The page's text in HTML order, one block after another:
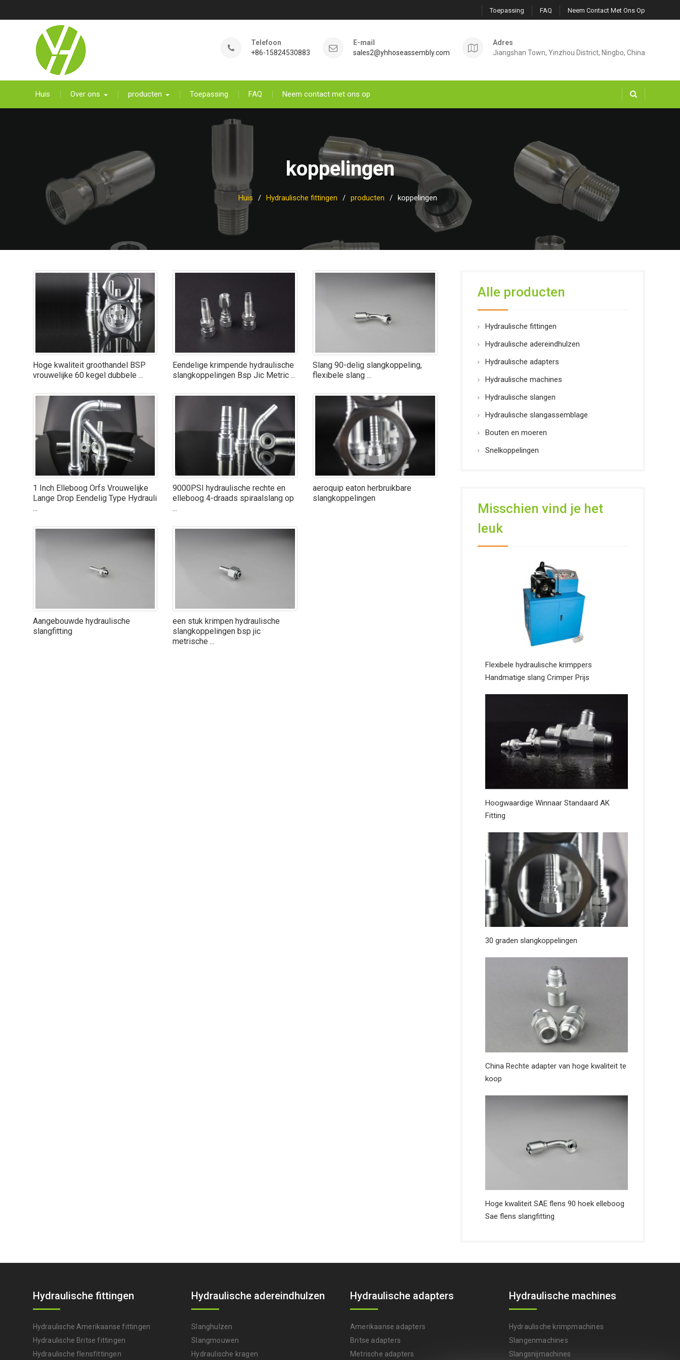
naar
Toepassing FAQ Neem Contact Met Ons Op
Telefoon
+86-15824530883
E-mail
sales2@yhhoseassembly.com
Adres
Jiangshan Town, Yinzhou District, Ningbo, China
Huis Over ons producten Toepassing FAQ Neem contact met ons op
koppelingen
Huis Hydraulische fittingen producten koppelingen
Hoge kwaliteit groothandel BSP
vrouwelijke 60 kegel dubbele ...
Eendelige krimpende hydraulische
slangkoppelingen Bsp Jic Metric ...
Slang 90-delig slangkoppeling,
flexibele slang ...
1 Inch Elleboog Orfs Vrouwelijke
Lange Drop Eendelig Type Hydrauli
...
9000PSI hydraulische rechte en
elleboog 4-draads spiraalslang op
...
aeroquip eaton herbruikbare
slangkoppelingen
Aangebouwde hydraulische
slangfitting
een stuk krimpen hydraulische
slangkoppelingen bsp jic
metrische ...
Alle producten
Hydraulische fittingen
Hydraulische adereindhulzen
Hydraulische adapters
Hydraulische machines
Hydraulische slangen
Hydraulische slangassemblage
Bouten en moeren
Snelkoppelingen
Misschien vind je het
leuk
Flexibele hydraulische krimppers
Handmatige slang Crimper Prijs
Hoogwaardige Winnaar Standaard AK
Fitting
30 graden slangkoppelingen
China Rechte adapter van hoge kwaliteit te
koop
Hoge kwaliteit SAE flens 90 hoek elleboog
Sae flens slangfitting
Hydraulische fittingen
Hydraulische Amerikaanse fittingen
Hydraulische Britse fittingen
Hydraulische flensfittingen
Hydraulische adereindhulzen
Slanghulzen
Slangmouwen
Hydraulische kragen
Hydraulische adapters
Amerikaanse adapters
Britse adapters
Metrische adapters
Hydraulische machines
Hydraulische krimpmachines
Slangenmachines
Slangsnijmachines